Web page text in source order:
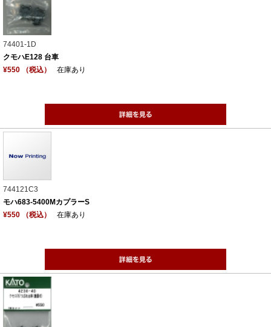
74401-1D
クモハE128 台車
¥550 （税込）
在庫あり
744121C3
モハ683-5400MカプラーS
¥550 （税込）
在庫あり